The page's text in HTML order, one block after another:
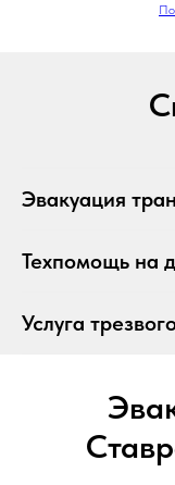
Эвакуация
Техпомощь на
Услуга